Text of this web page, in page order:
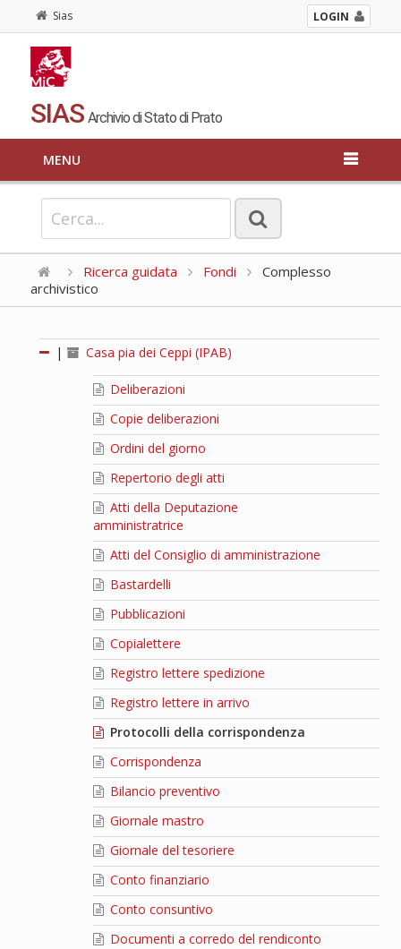
Sias LOGIN
SIAS Archivio di Stato di Prato
MENU
Ricerca guidata Fondi
Complesso
archivistico
| Casa pia dei Ceppi (IPAB)
Deliberazioni
Copie deliberazioni
Ordini del giorno
Repertorio degli atti
Atti della Deputazione
amministratrice
Atti del Consiglio di amministrazione
Bastardelli
Pubblicazioni
Copialettere
Registro lettere spedizione
Registro lettere in arrivo
Protocolli della corrispondenza
Corrispondenza
Bilancio preventivo
Giornale mastro
Giornale del tesoriere
Conto finanziario
Conto consuntivo
Documenti a corredo del rendiconto